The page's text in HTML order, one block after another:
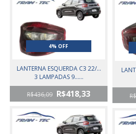
4% OFF
LANTERNA ESQUERDA C3 22/...
3 LAMPADAS 9......
R$436,09 R$418,33